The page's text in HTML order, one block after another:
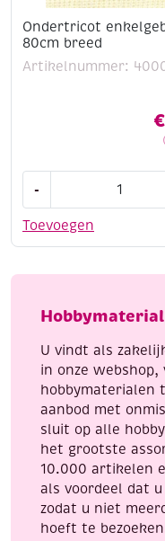
Ondertricot
80cm breed
Artikelnummer:
€
Toevoegen
-
80cm
U vindt als
in onze webshop,
hobbymaterialen
aanbod met
sluit op alle
het grootste
10.000 artikelen
als voordeel dat
zodat u niet
hoeft te